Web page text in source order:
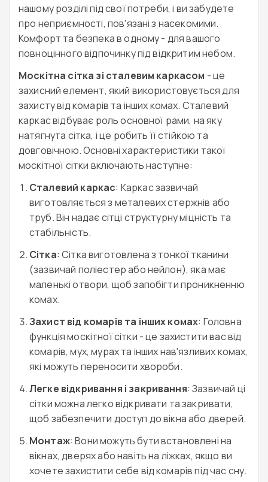
нашому розділі під свої потреби, і ви забудете
про неприємності, пов'язані з насекомими.
Комфорт та безпека в одному - для вашого
повноцінного відпочинку під відкритим небом.
Москітна сітка зі сталевим каркасом - це
захисний елемент, який використовується для
захисту від комарів та інших комах. Сталевий
каркас відбуває роль основної рами, на яку
натягнута сітка, і це робить її стійкою та
довговічною. Основні характеристики такої
москітної сітки включають наступне:
Сталевий каркас: Каркас зазвичай
виготовляється з металевих стержнів або
труб. Він надає сітці структурну міцність та
стабільність.
Сітка: Сітка виготовлена з тонкої тканини
(зазвичай поліестер або нейлон), яка має
маленькі отвори, щоб запобігти проникненню
комах.
Захист від комарів та інших комах: Головна
функція москітної сітки - це захистити вас від
комарів, мух, мурах та інших нав'язливих комах,
які можуть переносити хвороби.
Легке відкривання і закривання: Зазвичай ці
сітки можна легко відкривати та закривати,
щоб забезпечити доступ до вікна або дверей.
Монтаж: Вони можуть бути встановлені на
вікнах, дверях або навіть на ліжках, якщо ви
хочете захистити себе від комарів під час сну.